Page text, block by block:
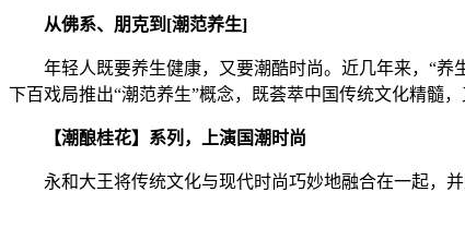
从佛系、朋克到[潮范养生]
年轻人既要养生健康，又要潮酷时尚。近几年来，“养
下百戏局推出“潮范养生”概念，既荟萃中国传统文化精髓
【潮酿桂花】系列，上演国潮时尚
永和大王将传统文化与现代时尚巧妙地融合在一起，并